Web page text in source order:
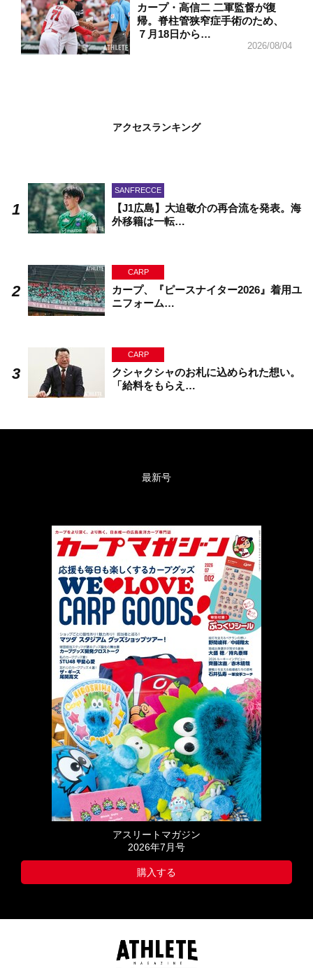
カープ・高信二 二軍監督が復
帰。脊柱管狭窄症手術のため、
７月18日から…
2026/08/04
アクセスランキング
SANFRECCE
【J1広島】大迫敬介の再合流を発表。海
外移籍は一転…
CARP
カープ、『ピースナイター2026』着用ユ
ニフォーム…
CARP
クシャクシャのお札に込められた想い。
「給料をもらえ…
最新号
アスリートマガジン
2026年7月号
購入する